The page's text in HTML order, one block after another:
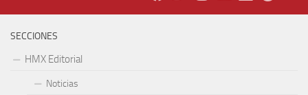
SECCIONES
HMX Editorial
Noticias